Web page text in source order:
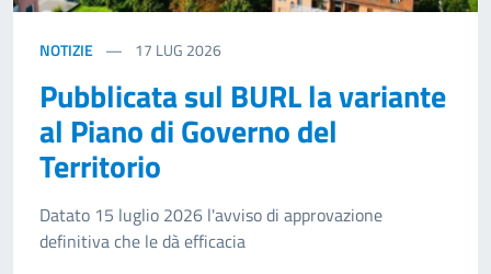
NOTIZIE 17 LUG 2026
Pubblicata sul BURL la variante
al Piano di Governo del
Territorio
Datato 15 luglio 2026 l'avviso di approvazione
definitiva che le dà efficacia